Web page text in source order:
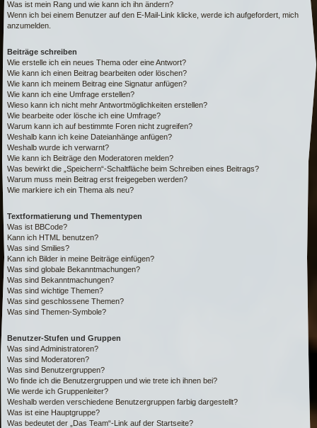
Was ist mein Rang und wie kann ich ihn ändern?
Wenn ich bei einem Benutzer auf den E-Mail-Link klicke, werde ich aufgefordert, mich
anzumelden.
Beiträge schreiben
Wie erstelle ich ein neues Thema oder eine Antwort?
Wie kann ich einen Beitrag bearbeiten oder löschen?
Wie kann ich meinem Beitrag eine Signatur anfügen?
Wie kann ich eine Umfrage erstellen?
Wieso kann ich nicht mehr Antwortmöglichkeiten erstellen?
Wie bearbeite oder lösche ich eine Umfrage?
Warum kann ich auf bestimmte Foren nicht zugreifen?
Weshalb kann ich keine Dateianhänge anfügen?
Weshalb wurde ich verwarnt?
Wie kann ich Beiträge den Moderatoren melden?
Was bewirkt die „Speichern“-Schaltfläche beim Schreiben eines Beitrags?
Warum muss mein Beitrag erst freigegeben werden?
Wie markiere ich ein Thema als neu?
Textformatierung und Thementypen
Was ist BBCode?
Kann ich HTML benutzen?
Was sind Smilies?
Kann ich Bilder in meine Beiträge einfügen?
Was sind globale Bekanntmachungen?
Was sind Bekanntmachungen?
Was sind wichtige Themen?
Was sind geschlossene Themen?
Was sind Themen-Symbole?
Benutzer-Stufen und Gruppen
Was sind Administratoren?
Was sind Moderatoren?
Was sind Benutzergruppen?
Wo finde ich die Benutzergruppen und wie trete ich ihnen bei?
Wie werde ich Gruppenleiter?
Weshalb werden verschiedene Benutzergruppen farbig dargestellt?
Was ist eine Hauptgruppe?
Was bedeutet der „Das Team“-Link auf der Startseite?